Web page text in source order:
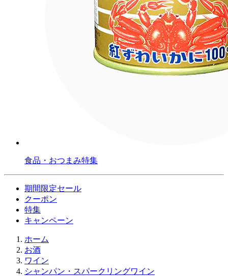
食品・おつまみ特集
期間限定セール
クーポン
特集
キャンペーン
ホーム
お酒
ワイン
シャンパン・スパークリングワイン